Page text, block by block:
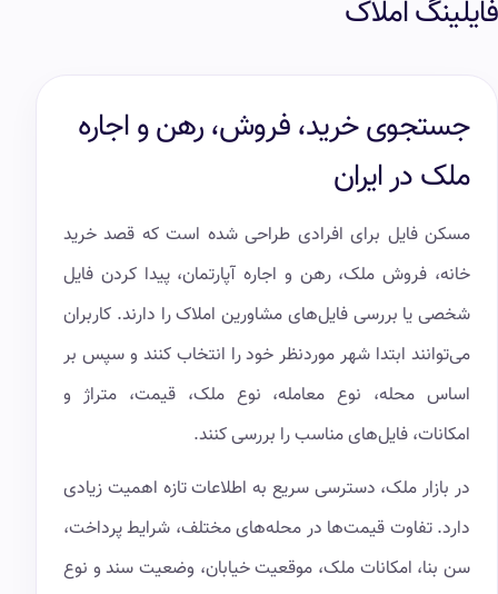
فایلینگ املاک
جستجوی خرید، فروش، رهن و اجاره
ملک در ایران
مسکن فایل برای افرادی طراحی شده است که قصد خرید
خانه، فروش ملک، رهن و اجاره آپارتمان، پیدا کردن فایل
شخصی یا بررسی فایل‌های مشاورین املاک را دارند. کاربران
می‌توانند ابتدا شهر موردنظر خود را انتخاب کنند و سپس بر
اساس محله، نوع معامله، نوع ملک، قیمت، متراژ و
امکانات، فایل‌های مناسب را بررسی کنند.
در بازار ملک، دسترسی سریع به اطلاعات تازه اهمیت زیادی
دارد. تفاوت قیمت‌ها در محله‌های مختلف، شرایط پرداخت،
سن بنا، امکانات ملک، موقعیت خیابان، وضعیت سند و نوع